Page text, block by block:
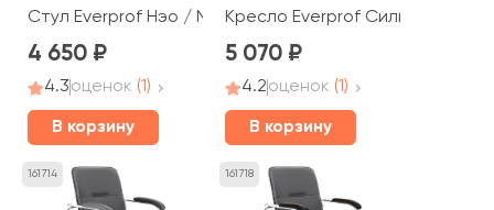
Стул Everprof Нэо / Neo
4 650
4.3оценок (1)
В корзину
Кресло Everprof Сильвия / Silwia
5 070
4.2оценок (1)
В корзину
161714 161718